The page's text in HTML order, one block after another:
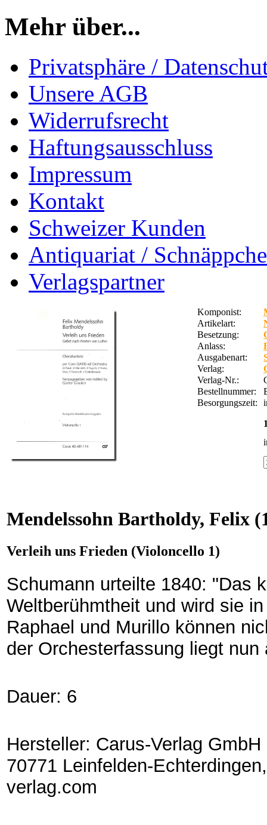
Mehr über...
Privatsphäre /
Unsere AGB
Widerrufsrecht
Haftungsausschluss
Impressum
Kontakt
Schweizer Kunden
Antiquariat /
Verlagspartner
Komponist:
Artikelart:
Besetzung:
Anlass:
Ausgabenart:
Verlag:
Verlag-Nr.:
Bestellnummer:
Besorgungszeit:
Mendelssohn Bartholdy, Felix
Verleih uns Frieden (Violoncello 1)
Schumann urteilte 1840: "Das
Weltberühmtheit und wird sie
Raphael und Murillo können
der Orchesterfassung liegt
Dauer: 6
Hersteller: Carus-Verlag
70771 Leinfelden-
verlag.com